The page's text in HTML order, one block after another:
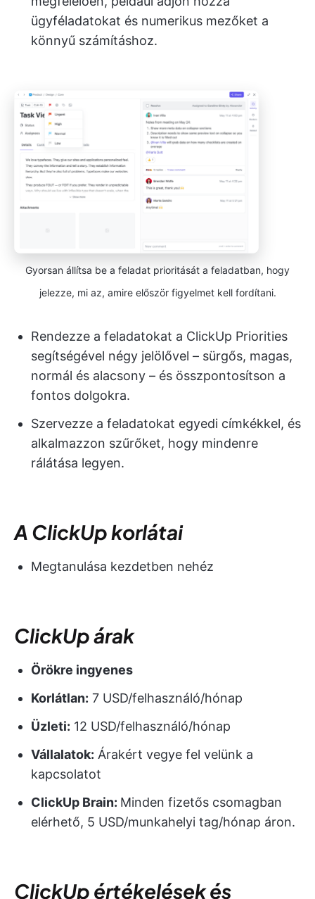
ügyféladatokat és numerikus mezőket a
könnyű számításhoz.
Gyorsan állítsa be a feladat prioritását a feladatban, hogy
jelezze, mi az, amire először figyelmet kell fordítani.
Rendezze a feladatokat a ClickUp Priorities
segítségével négy jelölővel – sürgős, magas,
normál és alacsony – és összpontosítson a
fontos dolgokra.
Szervezze a feladatokat egyedi címkékkel, és
alkalmazzon szűrőket, hogy mindenre
rálátása legyen.
A ClickUp korlátai
Megtanulása kezdetben nehéz
ClickUp árak
Örökre ingyenes
Korlátlan: 7 USD/felhasználó/hónap
Üzleti: 12 USD/felhasználó/hónap
Vállalatok: Árakért vegye fel velünk a
kapcsolatot
ClickUp Brain: Minden fizetős csomagban
elérhető, 5 USD/munkahelyi tag/hónap áron.
ClickUp értékelések és